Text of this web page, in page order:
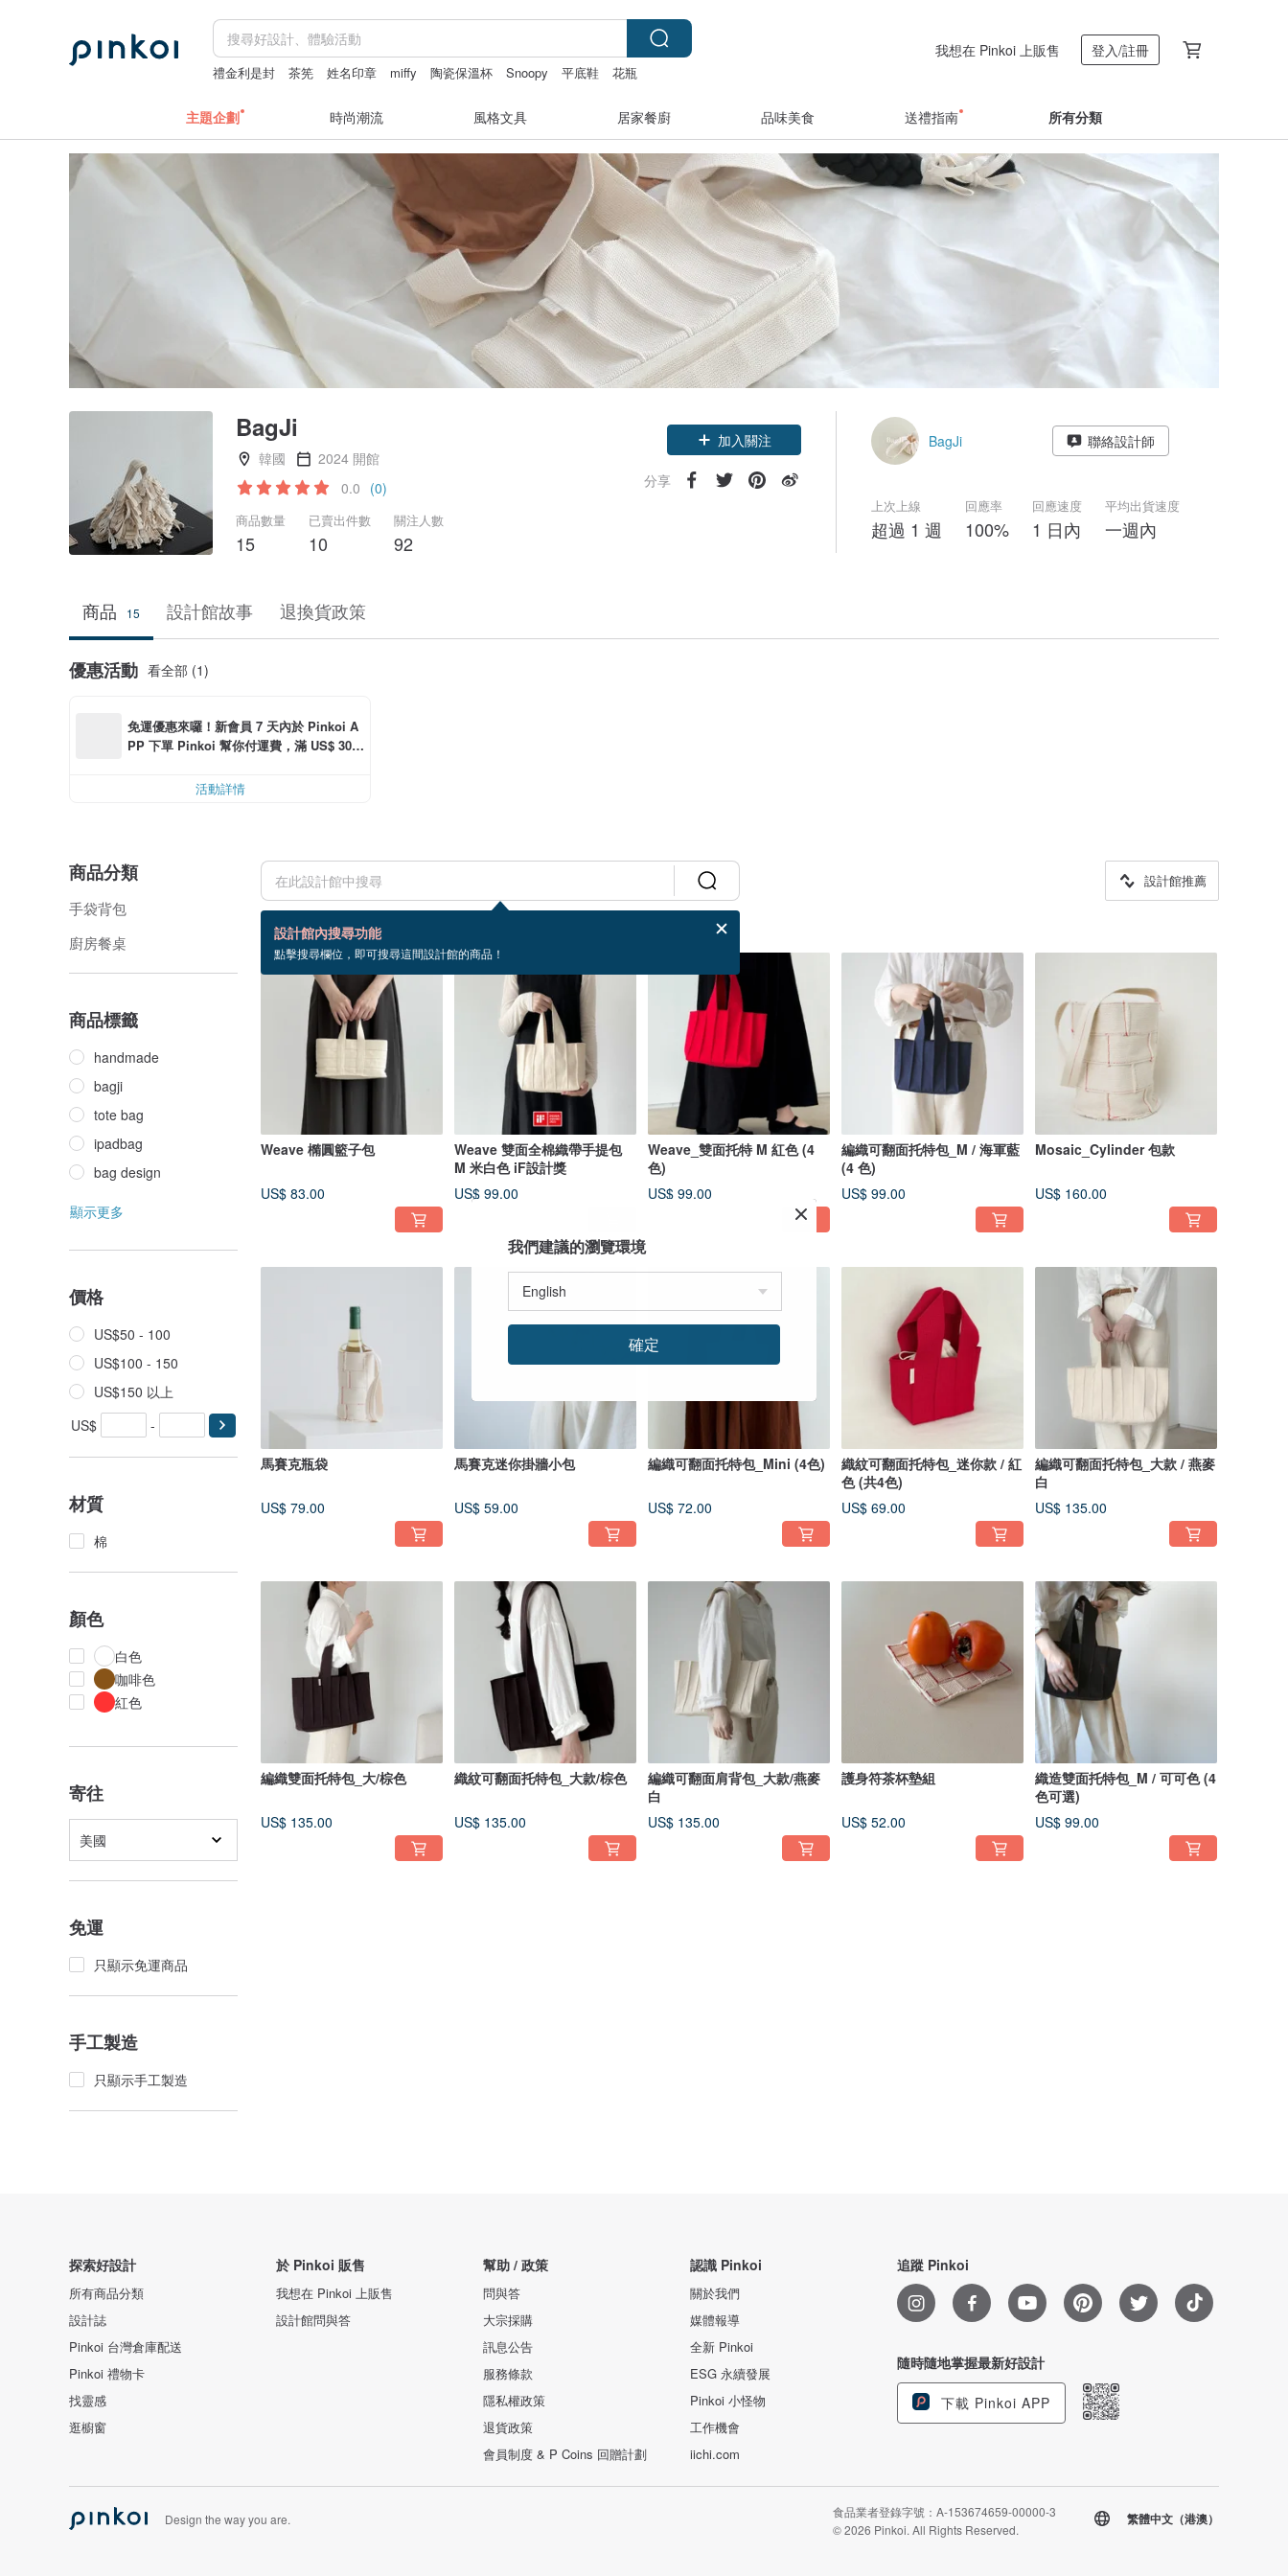
禮金利是封 茶筅 姓名印章 miffy 陶瓷保溫杯 Snoopy 平底鞋 花瓶
我想在 Pinkoi 上販售 登入/註冊
主題企劃 時尚潮流 風格文具 居家餐廚 品味美食 送禮指南 所有分類
BagJi
韓國
2024 開館
0.0 (0)
商品數量
15
已賣出件數
10
關注人數
92
加入關注
分享
BagJi 聯絡設計師
上次上線
超過 1 週
回應率
100%
回應速度
1 日內
平均出貨速度
一週內
商品 15 設計館故事 退換貨政策
優惠活動 看全部 (1)
免運優惠來囉！新會員 7 天內於 Pinkoi A
PP 下單 Pinkoi 幫你付運費，滿 US$ 30.0
活動詳情
商品分類
手袋背包
廚房餐桌
商品標籤
handmade
bagji
tote bag
ipadbag
bag design
顯示更多
價格
US$50 - 100
US$100 - 150
US$150 以上
US$
-
材質
棉
顏色
白色
咖啡色
紅色
寄往
美國
免運
只顯示免運商品
手工製造
只顯示手工製造
設計館內搜尋功能
點擊搜尋欄位，即可搜尋這間設計館的商品！
設計館推薦
15 個商品
Weave 橢圓籃子包
US$ 83.00
Weave 雙面全棉織帶手提包
M 米白色 iF設計獎
US$ 99.00
Weave_雙面托特 M 紅色 (4
色)
US$ 99.00
編織可翻面托特包_M / 海軍藍
(4 色)
US$ 99.00
Mosaic_Cylinder 包款
US$ 160.00
馬賽克瓶袋
US$ 79.00
馬賽克迷你掛牆小包
US$ 59.00
編織可翻面托特包_Mini (4色)
US$ 72.00
織紋可翻面托特包_迷你款 / 紅
色 (共4色)
US$ 69.00
編織可翻面托特包_大款 / 燕麥
白
US$ 135.00
編織雙面托特包_大/棕色
US$ 135.00
織紋可翻面托特包_大款/棕色
US$ 135.00
編織可翻面肩背包_大款/燕麥
白
US$ 135.00
護身符茶杯墊組
US$ 52.00
織造雙面托特包_M / 可可色 (4
色可選)
US$ 99.00
探索好設計
所有商品分類
設計誌
Pinkoi 台灣倉庫配送
Pinkoi 禮物卡
找靈感
逛櫥窗
於 Pinkoi 販售
我想在 Pinkoi 上販售
設計館問與答
幫助 / 政策
問與答
大宗採購
訊息公告
服務條款
隱私權政策
退貨政策
會員制度 & P Coins 回贈計劃
認識 Pinkoi
關於我們
媒體報導
全新 Pinkoi
ESG 永續發展
Pinkoi 小怪物
工作機會
iichi.com
追蹤 Pinkoi
隨時隨地掌握最新好設計
下載 Pinkoi APP
Design the way you are.
食品業者登錄字號：A-153674659-00000-3
© 2026 Pinkoi. All Rights Reserved.
繁體中文（港澳）
我們建議的瀏覽環境
確定